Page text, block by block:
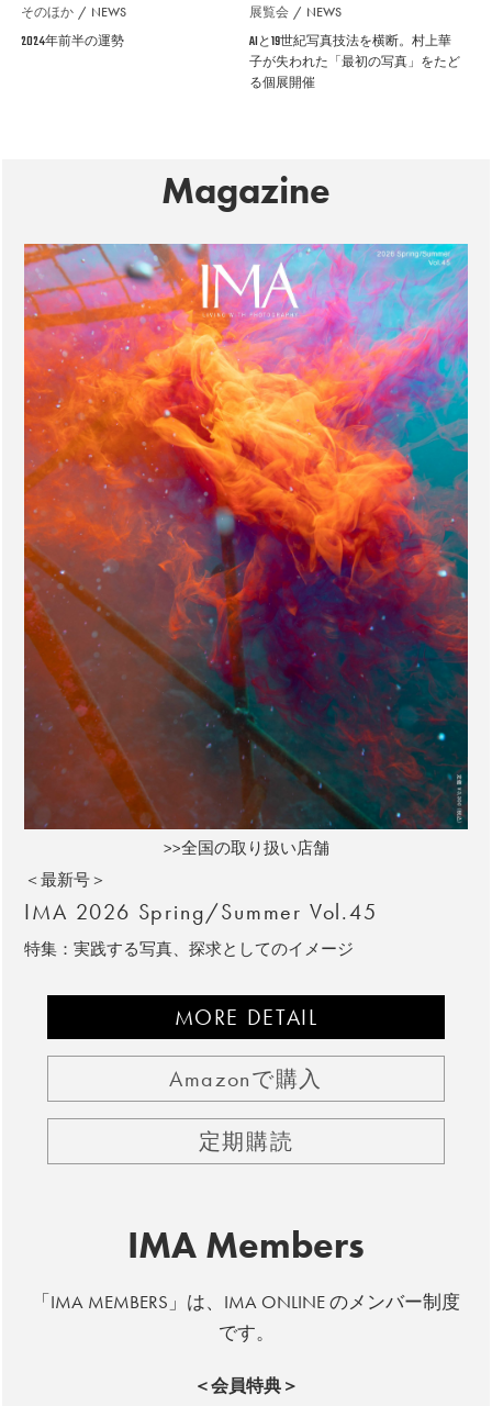
そのほか NEWS
2024年前半の運勢
展覧会 NEWS
AIと19世紀写真技法を横断。村上華
子が失われた「最初の写真」をたど
る個展開催
Magazine
>>全国の取り扱い店舗
＜最新号＞
IMA 2026 Spring/Summer Vol.45
特集：実践する写真、探求としてのイメージ
MORE DETAIL
Amazonで購入
定期購読
IMA Members
「IMA MEMBERS」は、IMA ONLINE のメンバー制度
です。
＜会員特典＞